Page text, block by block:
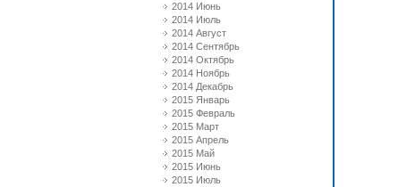
2014 Июнь
2014 Июль
2014 Август
2014 Сентябрь
2014 Октябрь
2014 Ноябрь
2014 Декабрь
2015 Январь
2015 Февраль
2015 Март
2015 Апрель
2015 Май
2015 Июнь
2015 Июль